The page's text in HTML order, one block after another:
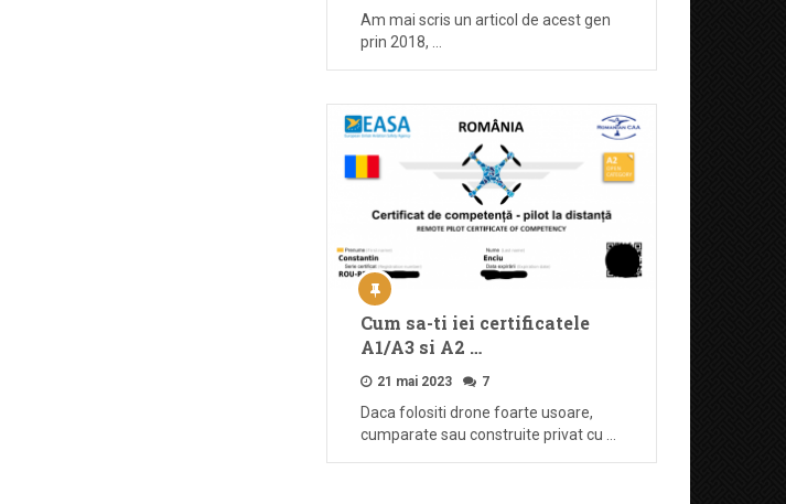
Am mai scris un articol de acest gen
prin 2018, …
Cum sa-ti iei certificatele
A1/A3 si A2 …
21 mai 2023 7
Daca folositi drone foarte usoare,
cumparate sau construite privat cu …